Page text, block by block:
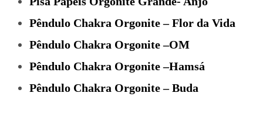
Pêndulo Chakra Orgonite – Flor da Vida
Pêndulo Chakra Orgonite –OM
Pêndulo Chakra Orgonite –Hamsá
Pêndulo Chakra Orgonite – Buda